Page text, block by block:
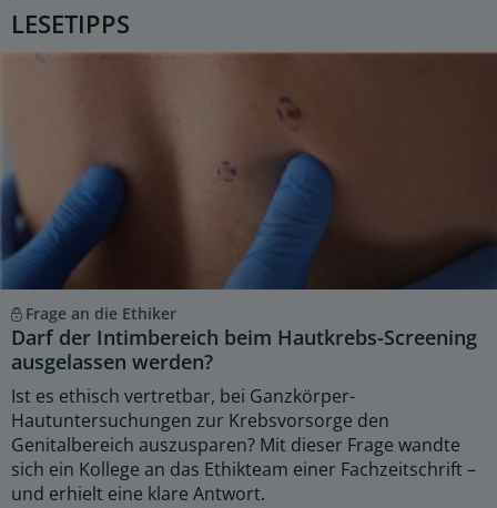
LESETIPPS
Frage an die Ethiker
Darf der Intimbereich beim Hautkrebs-Screening
ausgelassen werden?
Ist es ethisch vertretbar, bei Ganzkörper-
Hautuntersuchungen zur Krebsvorsorge den
Genitalbereich auszusparen? Mit dieser Frage wandte
sich ein Kollege an das Ethikteam einer Fachzeitschrift –
und erhielt eine klare Antwort.